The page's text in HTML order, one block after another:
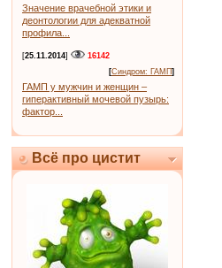
Значение врачебной этики и
деонтологии для адекватной
профила...
[25.11.2014]
16142
[Синдром: ГАМП]
ГАМП у мужчин и женщин –
гиперактивный мочевой пузырь:
фактор...
Всё про цистит